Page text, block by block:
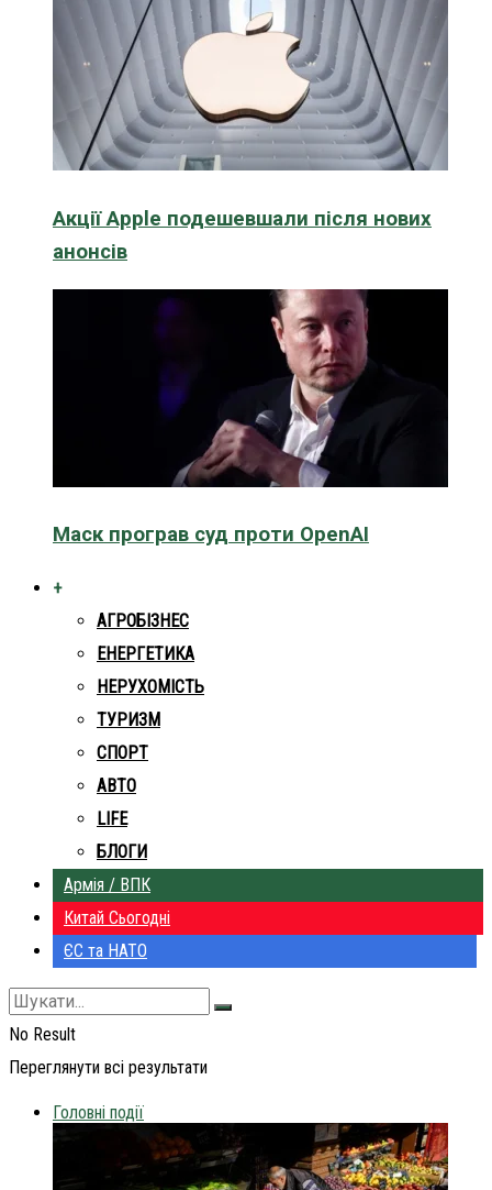
Акції Apple подешевшали після нових
анонсів
Маск програв суд проти OpenAI
+
АГРОБІЗНЕС
ЕНЕРГЕТИКА
НЕРУХОМІСТЬ
ТУРИЗМ
СПОРТ
АВТО
LIFE
БЛОГИ
Армія / ВПК
Китай Сьогодні
ЄС та НАТО
No Result
Переглянути всі результати
Головні події